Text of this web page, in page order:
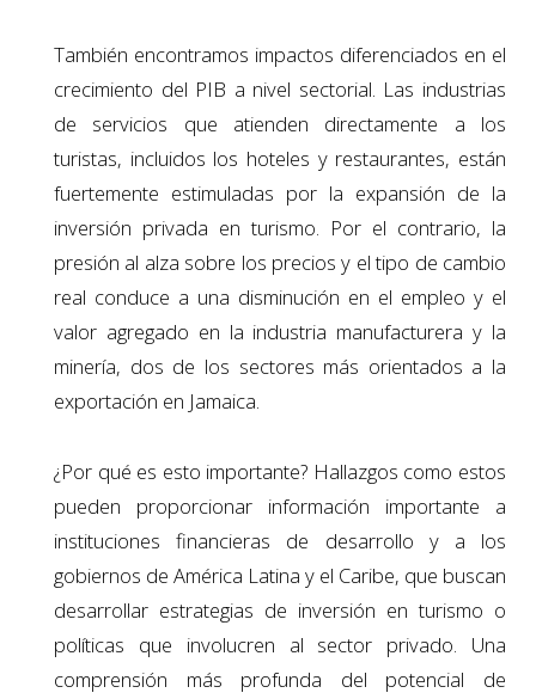
También encontramos impactos diferenciados en el
crecimiento del PIB a nivel sectorial. Las industrias
de servicios que atienden directamente a los
turistas, incluidos los hoteles y restaurantes, están
fuertemente estimuladas por la expansión de la
inversión privada en turismo. Por el contrario, la
presión al alza sobre los precios y el tipo de cambio
real conduce a una disminución en el empleo y el
valor agregado en la industria manufacturera y la
minería, dos de los sectores más orientados a la
exportación en Jamaica.
¿Por qué es esto importante? Hallazgos como estos
pueden proporcionar información importante a
instituciones financieras de desarrollo y a los
gobiernos de América Latina y el Caribe, que buscan
desarrollar estrategias de inversión en turismo o
políticas que involucren al sector privado. Una
comprensión más profunda del potencial de